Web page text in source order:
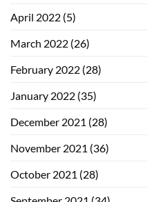
April 2022 (5)
March 2022 (26)
February 2022 (28)
January 2022 (35)
December 2021 (28)
November 2021 (36)
October 2021 (28)